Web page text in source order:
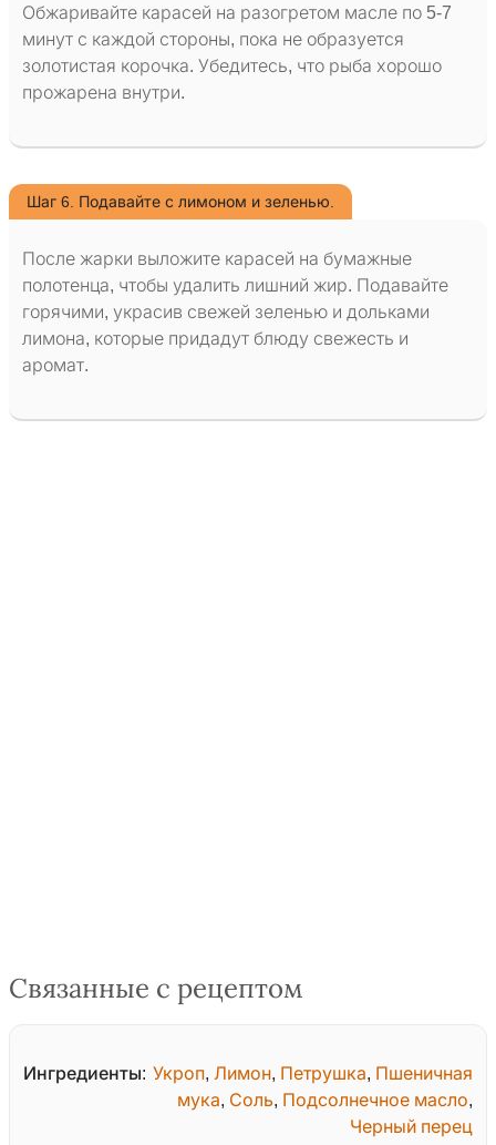
Обжаривайте карасей на разогретом масле по 5-7
минут с каждой стороны, пока не образуется
золотистая корочка. Убедитесь, что рыба хорошо
прожарена внутри.
Шаг 6. Подавайте с лимоном и зеленью.
После жарки выложите карасей на бумажные
полотенца, чтобы удалить лишний жир. Подавайте
горячими, украсив свежей зеленью и дольками
лимона, которые придадут блюду свежесть и
аромат.
Связанные с рецептом
Ингредиенты: Укроп, Лимон, Петрушка, Пшеничная
мука, Соль, Подсолнечное масло,
Черный перец